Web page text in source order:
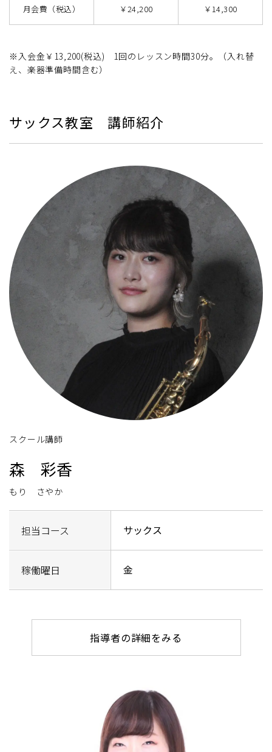
月会費（税込） ￥24,200 ￥14,300
※入会金￥13,200(税込) 1回のレッスン時間30分。（入れ替
え、楽器準備時間含む）
サックス教室 講師紹介
スクール講師
森 彩香
もり さやか
担当コース サックス
稼働曜日 金
指導者の詳細をみる